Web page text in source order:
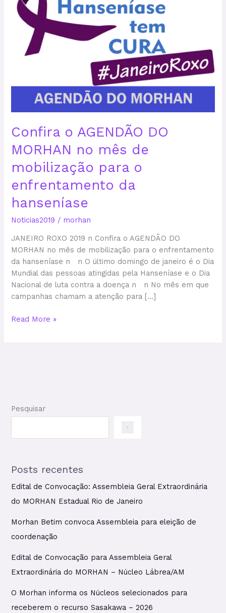
Confira o AGENDÃO DO
MORHAN no mês de
mobilização para o
enfrentamento da
hanseníase
Noticias2019 / morhan
JANEIRO ROXO 2019 n Confira o AGENDÃO DO
MORHAN no mês de mobilização para o enfrentamento
da hanseníase n n O último domingo de janeiro é o Dia
Mundial das pessoas atingidas pela Hanseníase e o Dia
Nacional de luta contra a doença n n No mês em que
campanhas chamam a atenção para […]
AGENDÃO
DO
MORHAN
mês
para
enfrentamento
hanseníase
Read More »
Pesquisar
Posts recentes
Edital de Convocação: Assembleia Geral Extraordinária
do MORHAN Estadual Rio de Janeiro
Morhan Betim convoca Assembleia para eleição de
coordenação
Edital de Convocação para Assembleia Geral
Extraordinária do MORHAN – Núcleo Lábrea/AM
O Morhan informa os Núcleos selecionados para
receberem o recurso Sasakawa – 2026